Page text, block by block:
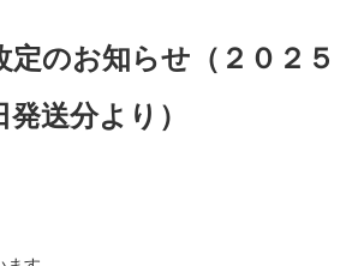
定のお知らせ（２０２５
送分より）